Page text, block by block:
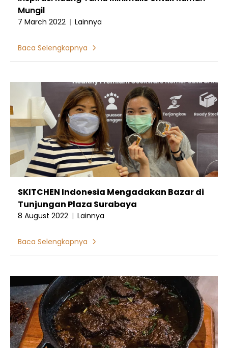
Mungil
7 March 2022 | Lainnya
Baca Selengkapnya
SKITCHEN Indonesia Mengadakan Bazar di
Tunjungan Plaza Surabaya
8 August 2022 | Lainnya
Baca Selengkapnya